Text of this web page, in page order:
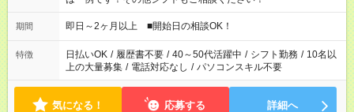
期間 即日～2ヶ月以上 ■開始日の相談OK！
特徴 日払いOK / 履歴書不要 / 40～50代活躍中 / シフト勤務 / 10名以
上の大量募集 / 電話対応なし / パソコンスキル不要
気になる！ 応募する 詳細へ